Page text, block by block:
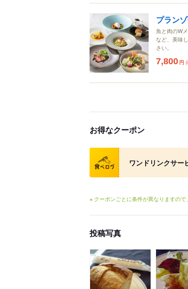
プラン
魚と肉のW
など、美味
さい。
7,800 円
お得なクーポン
クーポン
ワンドリンクサー
※ クーポンごとに条件が異なりますので
投稿写真